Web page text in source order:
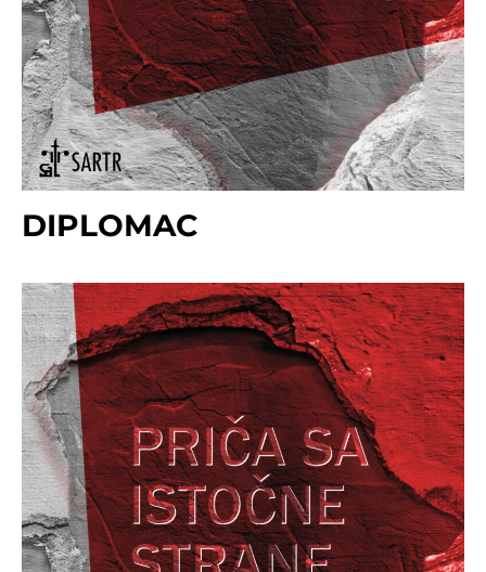
DIPLOMAC